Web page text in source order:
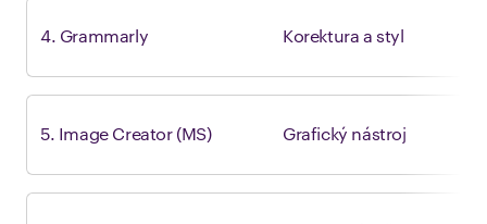
4. Grammarly Korektura a styl
5. Image Creator (MS) Grafický nástroj